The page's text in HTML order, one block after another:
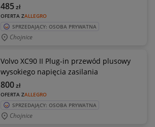
OFERTA ZALLEGRO
485zł
SPRZEDAJĄCY: OSOBA PRYWATNA
Chojnice
Volvo XC90 II Plug-in przewód plusowy
wysokiego napięcia zasilania
OFERTA ZALLEGRO
800zł
SPRZEDAJĄCY: OSOBA PRYWATNA
Chojnice